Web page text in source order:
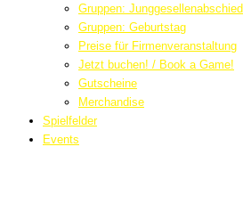
Gruppen: Junggesellenabschied
Gruppen: Geburtstag
Preise für Firmenveranstaltung
Jetzt buchen! / Book a Game!
Gutscheine
Merchandise
Spielfelder
Events